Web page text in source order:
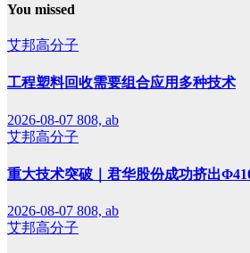
You missed
艾邦高分子
工程塑料回收需要组合应用多种技术
2026-08-07 808, ab
艾邦高分子
重大技术突破｜君华股份成功挤出
2026-08-07 808, ab
艾邦高分子